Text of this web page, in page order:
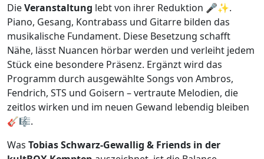
DieVeranstaltung lebt von ihrer Reduktion 🎤✨.
Piano, Gesang, Kontrabass und Gitarre bilden das
musikalische Fundament. Diese Besetzung schafft
Nähe, lässt Nuancen hörbar werden und verleiht jedem
Stück eine besondere Präsenz. Ergänzt wird das
Programm durch ausgewählte Songs von Ambros,
Fendrich, STS und Goisern – vertraute Melodien, die
zeitlos wirken und im neuen Gewand lebendig bleiben
🎸🎼.
Was Tobias Schwarz-Gewallig & Friends in der